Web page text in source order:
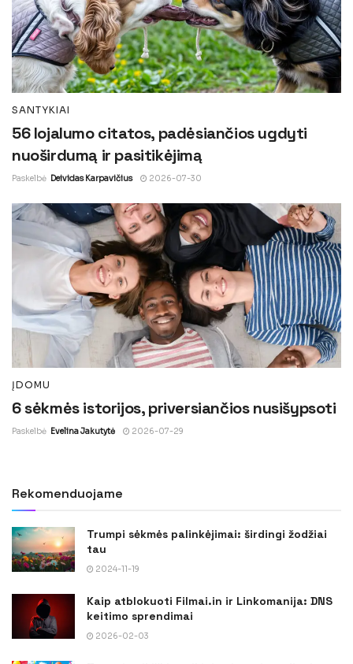
SANTYKIAI
56 lojalumo citatos, padėsiančios ugdyti
nuoširdumą ir pasitikėjimą
Paskelbė Deividas Karpavičius 2026-07-30
ĮDOMU
6 sėkmės istorijos, priversiančios nusišypsoti
Paskelbė Evelina Jakutytė 2026-07-29
Rekomenduojame
Trumpi sėkmės palinkėjimai: širdingi žodžiai
tau
2024-11-19
Kaip atblokuoti Filmai.in ir Linkomanija: DNS
keitimo sprendimai
2026-02-03